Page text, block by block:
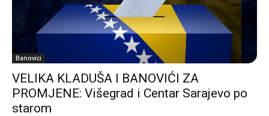
Banovici
VELIKA KLADUŠA I BANOVIĆI ZA
PROMJENE: Višegrad i Centar Sarajevo po
starom